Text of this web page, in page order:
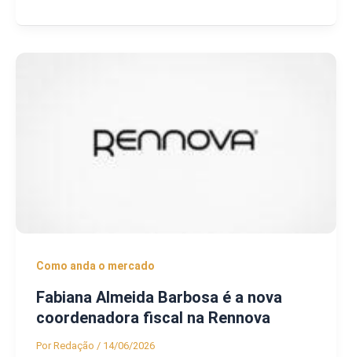
Como anda o mercado
Fabiana Almeida Barbosa é a nova
coordenadora fiscal na Rennova
PorRedação / 14/06/2026